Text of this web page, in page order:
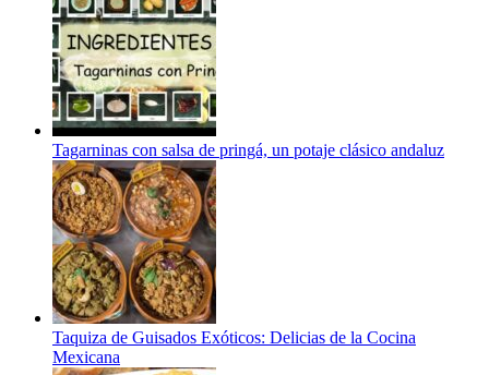
Tagarninas con salsa de pringá, un potaje clásico andaluz
Taquiza de Guisados Exóticos: Delicias de la Cocina
Mexicana